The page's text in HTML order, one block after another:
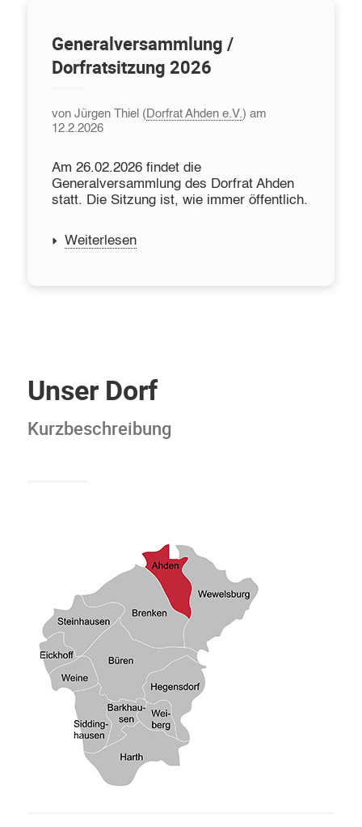
Generalversammlung /
Dorfratsitzung 2026
von Jürgen Thiel (Dorfrat Ahden e.V. ) am
12.2.2026
Am 26.02.2026 findet die
Generalversammlung des Dorfrat Ahden
statt. Die Sitzung ist, wie immer öffentlich.
Weiterlesen
Unser Dorf
Kurzbeschreibung